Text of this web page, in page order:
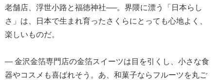
老舗店、浮世小路と福徳神社──。界隈に漂う「日本らし
さ」は、日本で生まれ育ったさくらにとっても心地よく、
楽しいものだ。
― 金沢金箔専門店の金箔スイーツは目を引くし、小さな食
器やコスメも喜ばれそう。あ、和菓子ならフルーツを丸ご